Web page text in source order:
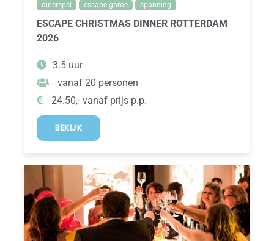
dinerspel escape game spanning
ESCAPE CHRISTMAS DINNER ROTTERDAM
2026
3.5 uur
vanaf 20 personen
24.50,- vanaf prijs p.p.
BEKIJK